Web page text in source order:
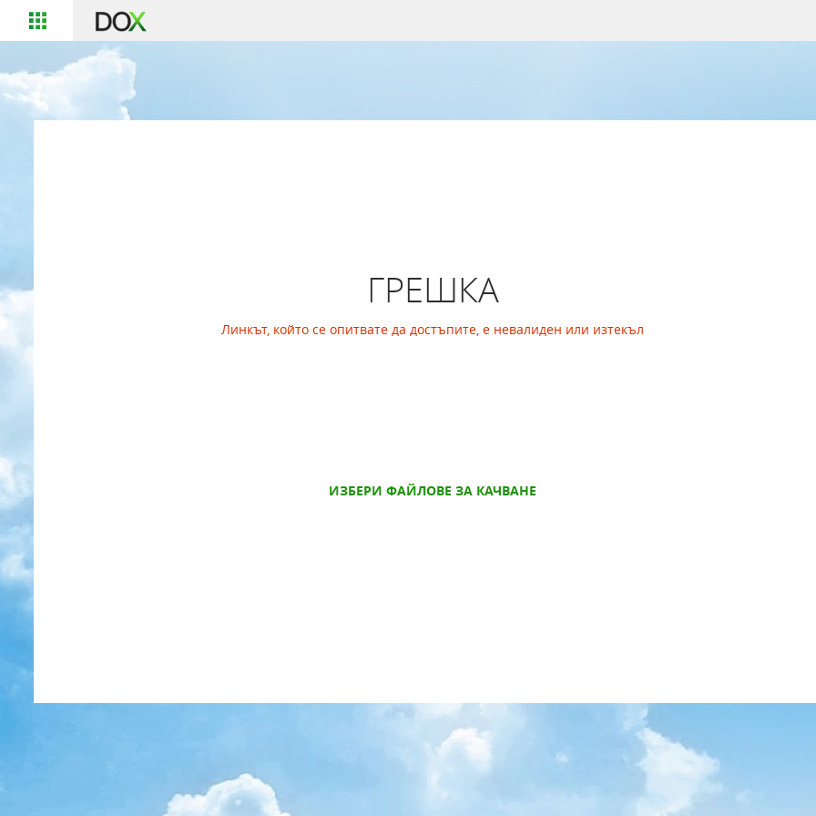
ГРЕШКА
Линкът, който се опитвате да достъпите, е невалиден или изтекъл
ИЗБЕРИ ФАЙЛОВЕ ЗА КАЧВАНЕ